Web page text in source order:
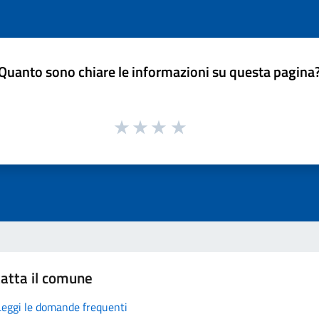
sono chiare le informazioni su questa
il comune
le domande frequenti